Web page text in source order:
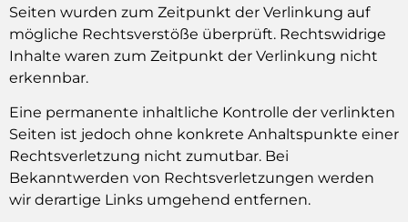
Seiten wurden zum Zeitpunkt der Verlinkung auf
mögliche Rechtsverstöße überprüft. Rechtswidrige
Inhalte waren zum Zeitpunkt der Verlinkung nicht
erkennbar.
Eine permanente inhaltliche Kontrolle der verlinkten
Seiten ist jedoch ohne konkrete Anhaltspunkte einer
Rechtsverletzung nicht zumutbar. Bei
Bekanntwerden von Rechtsverletzungen werden
wir derartige Links umgehend entfernen.